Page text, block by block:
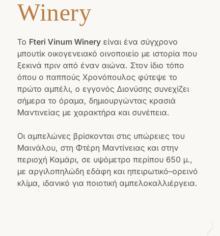
Winery
Το Fteri Vinum Winery είναι ένα σύγχρονο
μπουτίκ οικογενειακό οινοποιείο με ιστορία που
ξεκινά πριν από έναν αιώνα. Στον ίδιο τόπο
όπου ο παππούς Χρονόπουλος φύτεψε το
πρώτο αμπέλι, ο εγγονός Διονύσης συνεχίζει
σήμερα το όραμα, δημιουργώντας κρασιά
Μαντινείας με χαρακτήρα και συνέπεια.
Οι αμπελώνες βρίσκονται στις υπώρειες του
Μαινάλου, στη Φτέρη Μαντίνειας και στην
περιοχή Καμάρι, σε υψόμετρο περίπου 650 μ.,
με αργιλοπηλώδη εδάφη και ηπειρωτικό–ορεινό
κλίμα, ιδανικό για ποιοτική αμπελοκαλλιέργεια.